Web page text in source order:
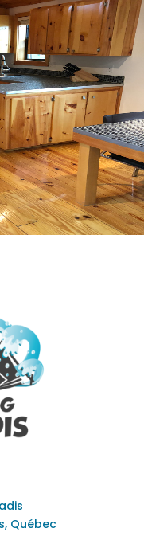
Québec